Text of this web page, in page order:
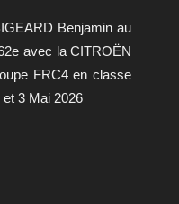
Benjamin au
avec la CITROËN
FRC4 en classe
3 Mai 2026